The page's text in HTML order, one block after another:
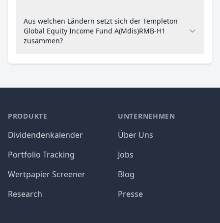
Aus welchen Ländern setzt sich der Templeton
Global Equity Income Fund A(Mdis)RMB-H1
zusammen?
PRODUKTE
Dividendenkalender
Portfolio Tracking
Wertpapier Screener
Research
UNTERNEHMEN
Über Uns
Jobs
Blog
Presse